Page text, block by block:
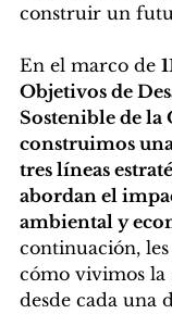
construir un
En el marco de
Objetivos de
Sostenible de la
construimos
tres líneas
abordan el
ambiental y
continuación,
cómo vivimos la
desde cada una